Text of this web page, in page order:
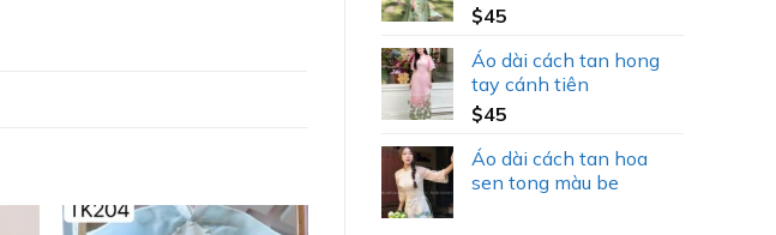
$45
Áo dài cách tan hong
tay cánh tiên
$45
Áo dài cách tan hoa
sen tong màu be